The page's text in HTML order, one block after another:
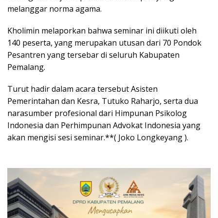
melanggar norma agama.
Kholimin melaporkan bahwa seminar ini diikuti oleh
140 peserta, yang merupakan utusan dari 70 Pondok
Pesantren yang tersebar di seluruh Kabupaten
Pemalang.
Turut hadir dalam acara tersebut Asisten
Pemerintahan dan Kesra, Tutuko Raharjo, serta dua
narasumber profesional dari Himpunan Psikolog
Indonesia dan Perhimpunan Advokat Indonesia yang
akan mengisi sesi seminar.**( Joko Longkeyang ).